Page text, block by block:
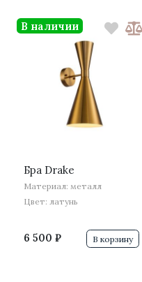
Бра Drake
Материал: металл
Цвет: латунь
6 500 ₽
В наличии
В корзину